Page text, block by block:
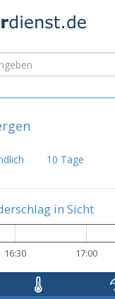
10 Tage
in Sicht
16:30 17:00